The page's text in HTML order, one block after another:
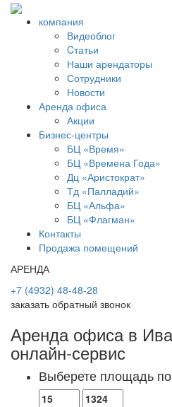
компания
Видеоблог
Cтатьи
Наши арендаторы
Сотрудники
Новости
Аренда офиса
Акции
Бизнес-центры
БЦ «Время»
БЦ «Времена Года»
Дц «Аристократ»
Тд «Палладий»
БЦ «Альфа»
БЦ «Флагман»
Контакты
Продажа помещений
АРЕНДА
+7 (4932) 48-48-28
заказать обратный звонок
Аренда офиса в
онлайн-сервис
Выберете площадь